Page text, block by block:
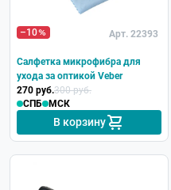
–10 Арт. 22393
Салфетка микрофибра для
ухода за оптикой Veber
270 руб.300 руб.
СПБ
МСК
В корзину